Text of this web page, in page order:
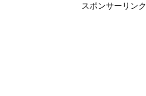
スポンサーリンク